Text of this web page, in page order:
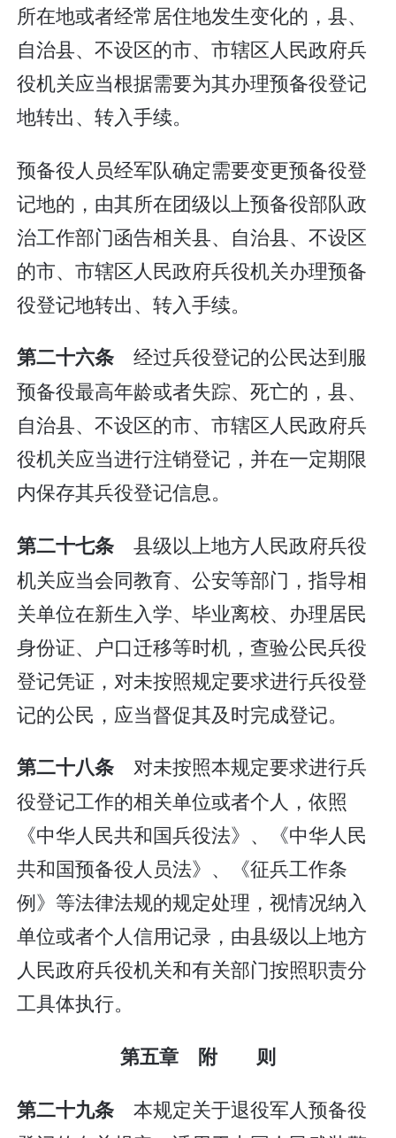
所在地或者经常居住地发生变化的，县、
自治县、不设区的市、市辖区人民政府兵
役机关应当根据需要为其办理预备役登记
地转出、转入手续。
预备役人员经军队确定需要变更预备役登
记地的，由其所在团级以上预备役部队政
治工作部门函告相关县、自治县、不设区
的市、市辖区人民政府兵役机关办理预备
役登记地转出、转入手续。
第二十六条经过兵役登记的公民达到服
预备役最高年龄或者失踪、死亡的，县、
自治县、不设区的市、市辖区人民政府兵
役机关应当进行注销登记，并在一定期限
内保存其兵役登记信息。
第二十七条县级以上地方人民政府兵役
机关应当会同教育、公安等部门，指导相
关单位在新生入学、毕业离校、办理居民
身份证、户口迁移等时机，查验公民兵役
登记凭证，对未按照规定要求进行兵役登
记的公民，应当督促其及时完成登记。
第二十八条对未按照本规定要求进行兵
役登记工作的相关单位或者个人，依照
《中华人民共和国兵役法》、《中华人民
共和国预备役人员法》、《征兵工作条
例》等法律法规的规定处理，视情况纳入
单位或者个人信用记录，由县级以上地方
人民政府兵役机关和有关部门按照职责分
工具体执行。
第五章 附 则
第二十九条 本规定关于退役军人预备役